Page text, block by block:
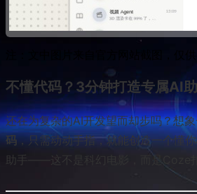
注：文中图片来自官方网站截图，仅
不懂代码？3分钟打造专属AI助
还在为复杂的AI开发望而却步吗？想象
码，只需动动手指，就能创造一个懂
助手——这不是科幻电影，而是Coze